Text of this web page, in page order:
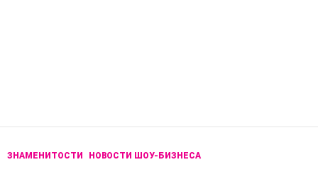
ЗНАМЕНИТОСТИ НОВОСТИ ШОУ-БИЗНЕСА